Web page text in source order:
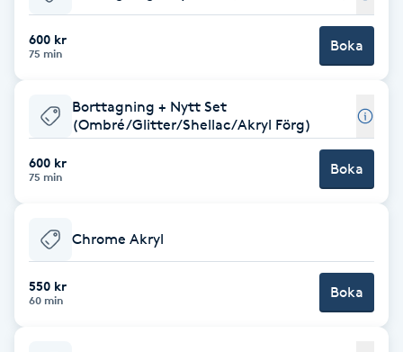
Babylights
Balayage
Bambumassage
Barber
Barnklippning
BIAB
Blowout
600 kr
75 min Boka
Borttagning + Nytt Set
(Ombré/Glitter/Shellac/Akryl Förg)
600 kr
75 min Boka
Chrome Akryl
550 kr
60 min Boka